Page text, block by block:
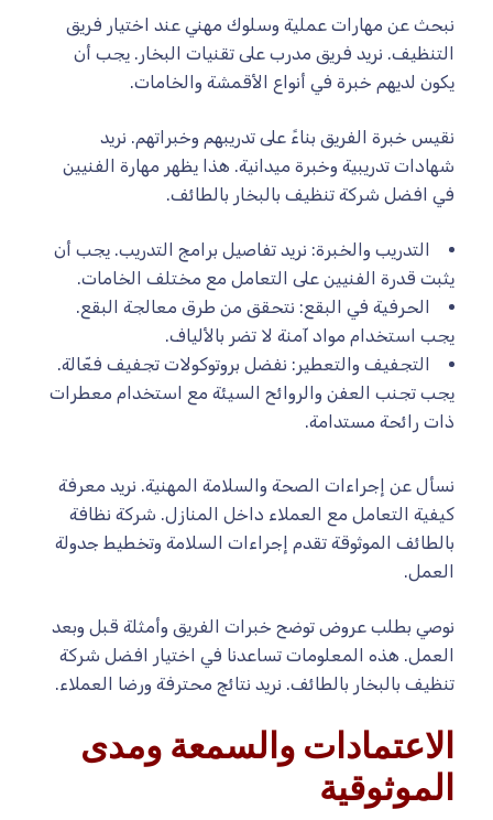
نبحث عن مهارات عملية وسلوك مهني عند اختيار فريق
التنظيف. نريد فريق مدرب على تقنيات البخار. يجب أن
يكون لديهم خبرة في أنواع الأقمشة والخامات.
نقيس خبرة الفريق بناءً على تدريبهم وخبراتهم. نريد
شهادات تدريبية وخبرة ميدانية. هذا يظهر مهارة الفنيين
في افضل شركة تنظيف بالبخار بالطائف.
التدريب والخبرة: نريد تفاصيل برامج التدريب. يجب أن
يثبت قدرة الفنيين على التعامل مع مختلف الخامات.
الحرفية في البقع: نتحقق من طرق معالجة البقع.
يجب استخدام مواد آمنة لا تضر بالألياف.
التجفيف والتعطير: نفضل بروتوكولات تجفيف فعّالة.
يجب تجنب العفن والروائح السيئة مع استخدام معطرات
ذات رائحة مستدامة.
نسأل عن إجراءات الصحة والسلامة المهنية. نريد معرفة
كيفية التعامل مع العملاء داخل المنازل. شركة نظافة
بالطائف الموثوقة تقدم إجراءات السلامة وتخطيط جدولة
العمل.
نوصي بطلب عروض توضح خبرات الفريق وأمثلة قبل وبعد
العمل. هذه المعلومات تساعدنا في اختيار افضل شركة
تنظيف بالبخار بالطائف. نريد نتائج محترفة ورضا العملاء.
الاعتمادات والسمعة ومدى
الموثوقية